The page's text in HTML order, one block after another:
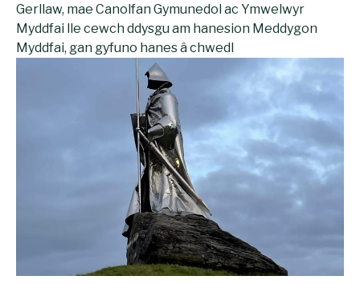
Gerllaw, mae Canolfan Gymunedol ac Ymwelwyr
Myddfai lle cewch ddysgu am hanesion Meddygon
Myddfai, gan gyfuno hanes â chwedl